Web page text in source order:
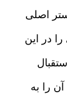
اصلی
در این
را به